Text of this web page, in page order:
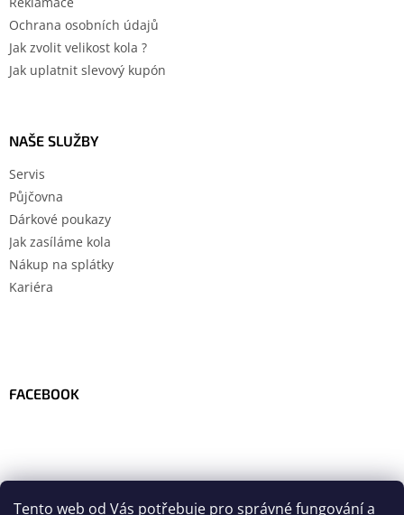
Tento web od Vás potřebuje pro správné fungování a
Ochrana osobních údajů
Jak zvolit velikost kola ?
Jak uplatnit slevový kupón
NAŠE SLUŽBY
Servis
Půjčovna
Dárkové poukazy
Jak zasíláme kola
Nákup na splátky
Kariéra
FACEBOOK